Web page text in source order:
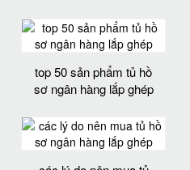
top 50 sản phẩm tủ hồ
sơ ngân hàng lắp ghép